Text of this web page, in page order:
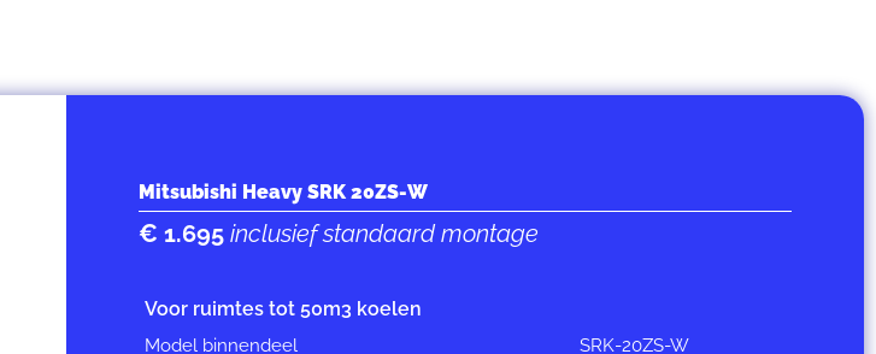
Mitsubishi Heavy SRK 20ZS-W
€ 1.695 inclusief standaard montage
Voor ruimtes tot 50m3 koelen
Model binnendeel
SRK-20ZS-W